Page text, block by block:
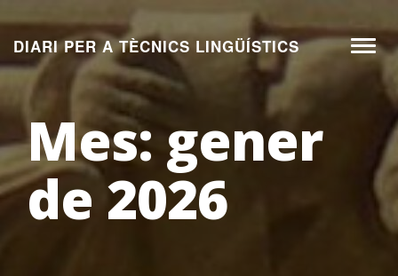
contingut
DIARI PER A TÈCNICS LINGÜÍSTICS
Mes: gener
de 2026